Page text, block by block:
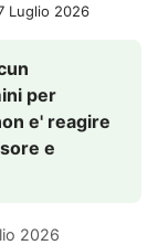
Luglio 2026
per
e' reagire
e
2026